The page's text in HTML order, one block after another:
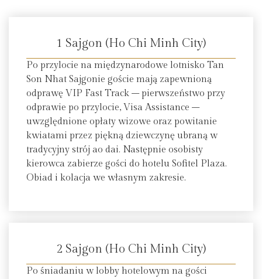
1 Sajgon (Ho Chi Minh City)
Po przylocie na międzynarodowe lotnisko Tan
Son Nhat Sajgonie goście mają zapewnioną
odprawę VIP Fast Track – pierwszeństwo przy
odprawie po przylocie, Visa Assistance –
uwzględnione opłaty wizowe oraz powitanie
kwiatami przez piękną dziewczynę ubraną w
tradycyjny strój ao dai. Następnie osobisty
kierowca zabierze gości do hotelu Sofitel Plaza.
Obiad i kolacja we własnym zakresie.
2 Sajgon (Ho Chi Minh City)
Po śniadaniu w lobby hotelowym na gości